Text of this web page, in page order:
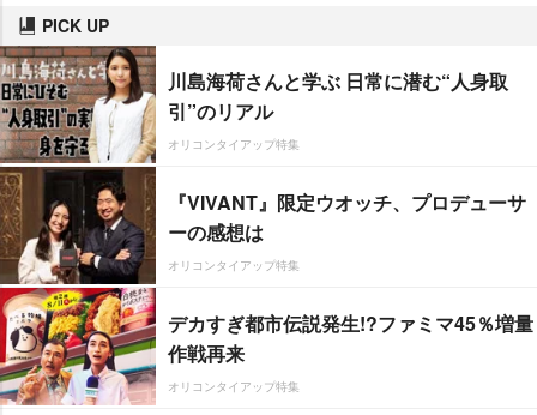
PICK UP
川島海荷さんと学ぶ 日常に潜む“人身取
引”のリアル
オリコンタイアップ特集
『VIVANT』限定ウオッチ、プロデューサ
ーの感想は
オリコンタイアップ特集
デカすぎ都市伝説発生!?ファミマ45％増量
作戦再来
オリコンタイアップ特集